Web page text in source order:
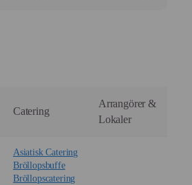
Catering
Arrangörer &
Lokaler
Asiatisk Catering
Bröllopsbuffe
Bröllopscatering